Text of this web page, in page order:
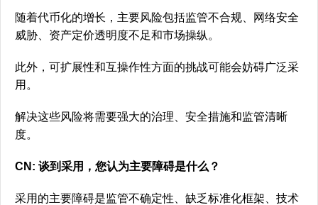
随着代币化的增长，主要风险包括监管不合规、网络安全
威胁、资产定价透明度不足和市场操纵。
此外，可扩展性和互操作性方面的挑战可能会妨碍广泛采
用。
解决这些风险将需要强大的治理、安全措施和监管清晰
度。
CN: 谈到采用，您认为主要障碍是什么？
采用的主要障碍是监管不确定性、缺乏标准化框架、技术